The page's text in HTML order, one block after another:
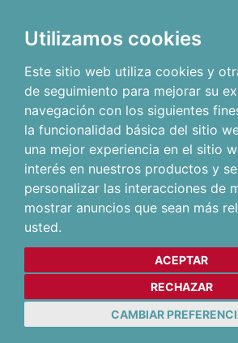
Utilizamos cookies
Este sitio web utiliza cookies y
de seguimiento para mejorar su
navegación con los siguientes
la funcionalidad básica del sitio
una mejor experiencia en el sitio
interés en nuestros productos y
personalizar las interacciones de
mostrar anuncios que sean más
usted.
ACEPTAR
RECHAZAR
CAMBIAR